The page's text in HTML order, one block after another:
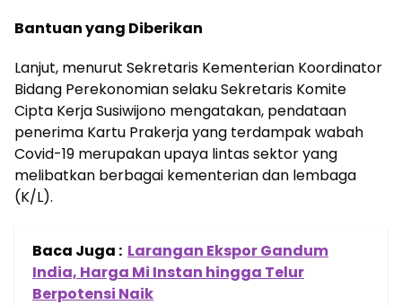
Bantuan yang Diberikan
Lanjut, menurut Sekretaris Kementerian Koordinator
Bidang Perekonomian selaku Sekretaris Komite
Cipta Kerja Susiwijono mengatakan, pendataan
penerima Kartu Prakerja yang terdampak wabah
Covid-19 merupakan upaya lintas sektor yang
melibatkan berbagai kementerian dan lembaga
(K/L).
Baca Juga : Larangan Ekspor Gandum
India, Harga Mi Instan hingga Telur
Berpotensi Naik